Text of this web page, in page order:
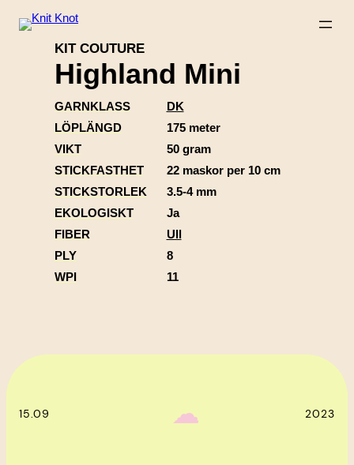
KIT COUTURE
Highland Mini
GARNKLASS
DK
LÖPLÄNGD
175 meter
VIKT
50 gram
STICKFASTHET
22 maskor per 10 cm
STICKSTORLEK
3.5-4 mm
EKOLOGISKT
Ja
FIBER
Ull
PLY
8
WPI
11
15.09 ‎ ‎‎ ☁︎‎‎ 2023